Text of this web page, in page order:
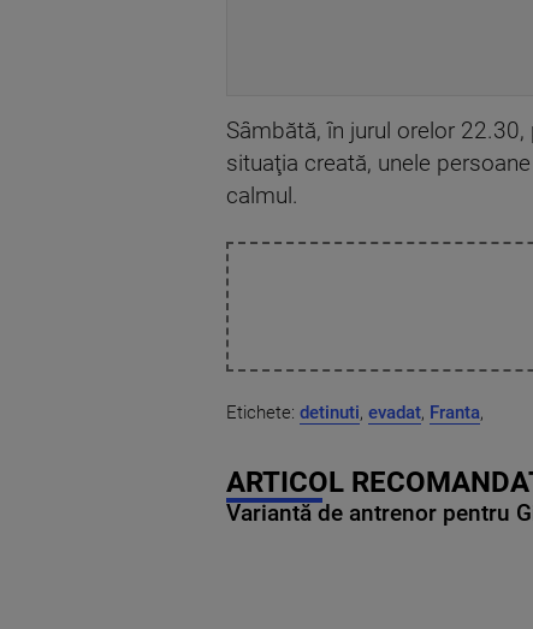
Sâmbătă, în jurul orelor
situaţia creată, unele
calmul.
Etichete: detinuti, evadat, Franta,
ARTICOL
Variantă de antrenor pentru